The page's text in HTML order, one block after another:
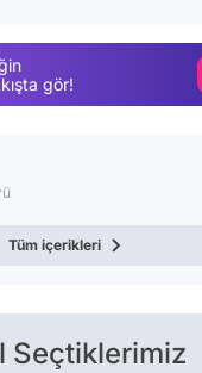
gör!
Tüm içerikleri
Seçtiklerimiz